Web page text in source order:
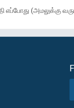
(அமலுக்கு